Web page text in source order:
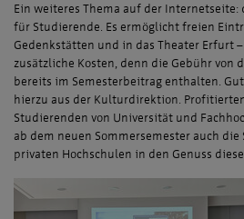
Ein weiteres Thema auf der
für Studierende. Es ermöglicht freien
Gedenkstätten und in das Theater Erfurt
zusätzliche Kosten, denn die Gebühr von
bereits im Semesterbeitrag enthalten.
hierzu aus der Kulturdirektion.
Studierenden von Universität und
ab dem neuen Sommersemester auch
privaten Hochschulen in den Genuss